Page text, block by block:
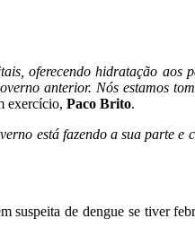
oferecendo hidratação aos
anterior. Nós estamos
exercício,Paco Brito.
está fazendo a sua parte e
de dengue se tiver